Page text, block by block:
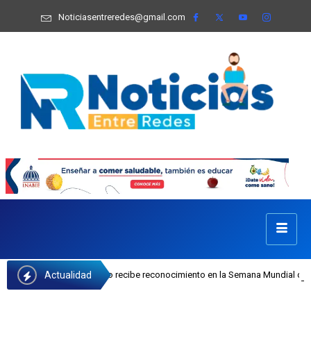
Noticiasentreredes@gmail.com
Actualidad
Castillo recibe reconocimiento en la Semana Mundial de la Lactancia